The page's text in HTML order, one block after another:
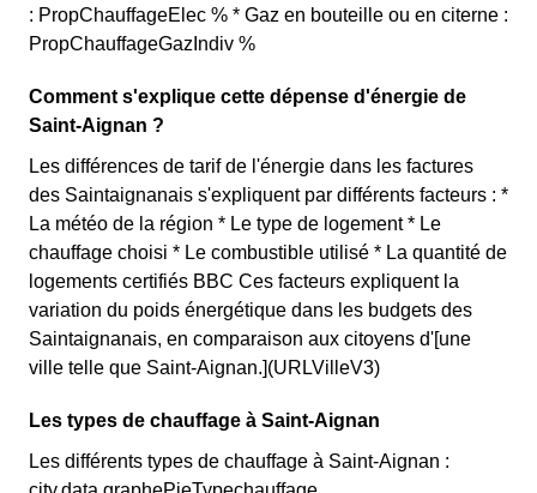
: PropChauffageElec % * Gaz en bouteille ou en citerne :
PropChauffageGazIndiv %
Comment s'explique cette dépense d'énergie de
Saint-Aignan ?
Les différences de tarif de l'énergie dans les factures
des Saintaignanais s'expliquent par différents facteurs : *
La météo de la région * Le type de logement * Le
chauffage choisi * Le combustible utilisé * La quantité de
logements certifiés BBC Ces facteurs expliquent la
variation du poids énergétique dans les budgets des
Saintaignanais, en comparaison aux citoyens d'[une
ville telle que Saint-Aignan.](URLVilleV3)
Les types de chauffage à Saint-Aignan
Les différents types de chauffage à Saint-Aignan :